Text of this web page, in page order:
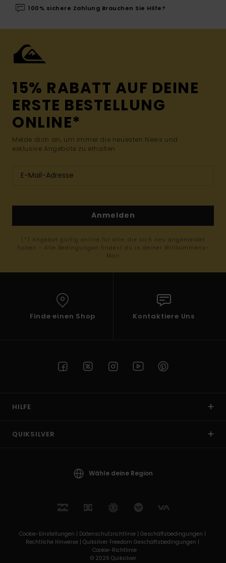
100% sichere Zahlung Brauchen Sie Hilfe?
15% RABATT AUF DEINE
ERSTE BESTELLUNG
ONLINE*
Melde dich an, um immer die neuesten News und
exklusive Angebote zu erhalten.
Anmelden
(*) Angebot gültig online für alle, die sich neu angemeldet
haben - Alle Bedingungen findest du in deiner Willkommens-
Mail
Finde einen Shop Kontaktiere Uns
HILFE
QUIKSILVER
Wähle deine Region
Cookie-Einstellungen | Datenschutzrichtlinie | Geschäftsbedingungen |
Rechtliche Hinweise | Quiksilver Freedom Geschäftsbedingungen |
Cookie-Richtlinie
© 2026 Quiksilver